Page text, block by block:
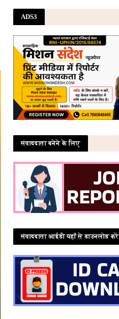
ADS3
संवाददाता बनेने के लिए
संवाददाता आईडी यहाँ से डाउनलोड करें